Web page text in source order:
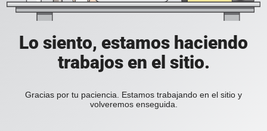
Lo siento, estamos haciendo
trabajos en el sitio.
Gracias por tu paciencia. Estamos trabajando en el sitio y
volveremos enseguida.